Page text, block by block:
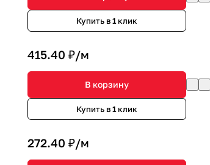
Купить в 1 клик
415.40 ₽/м
В корзину
Купить в 1 клик
272.40 ₽/м